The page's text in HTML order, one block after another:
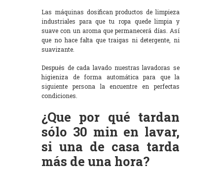
Las máquinas dosifican productos de limpieza
industriales para que tu ropa quede limpia y
suave con un aroma que permanecerá días. Así
que no hace falta que traigas ni detergente, ni
suavizante.
Después de cada lavado nuestras lavadoras se
higieniza de forma automática para que la
siguiente persona la encuentre en perfectas
condiciones.
¿Que por qué tardan
sólo 30 min en lavar,
si una de casa tarda
más de una hora?